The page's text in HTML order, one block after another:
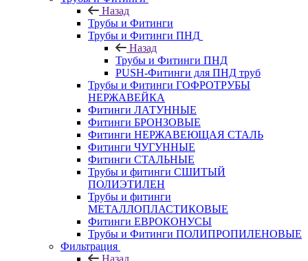
Назад
Трубы и Фитинги
Трубы и Фитинги ПНД
Назад
Трубы и Фитинги ПНД
PUSH-Фитинги для ПНД труб
Трубы и Фитинги ГОФРОТРУБЫ
НЕРЖАВЕЙКА
Фитинги ЛАТУННЫЕ
Фитинги БРОНЗОВЫЕ
Фитинги НЕРЖАВЕЮЩАЯ СТАЛЬ
Фитинги ЧУГУННЫЕ
Фитинги СТАЛЬНЫЕ
Трубы и фитинги СШИТЫЙ
ПОЛИЭТИЛЕН
Трубы и фитинги
МЕТАЛЛОПЛАСТИКОВЫЕ
Фитинги ЕВРОКОНУСЫ
Трубы и Фитинги ПОЛИПРОПИЛЕНОВЫЕ
Фильтрация
Назад